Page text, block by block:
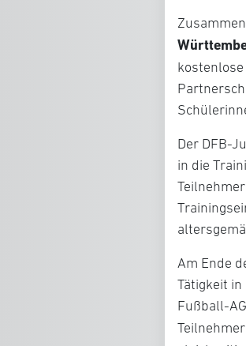
kostenlose
Der DFB-
in die
Am Ende
Tätigkeit
Fußball-